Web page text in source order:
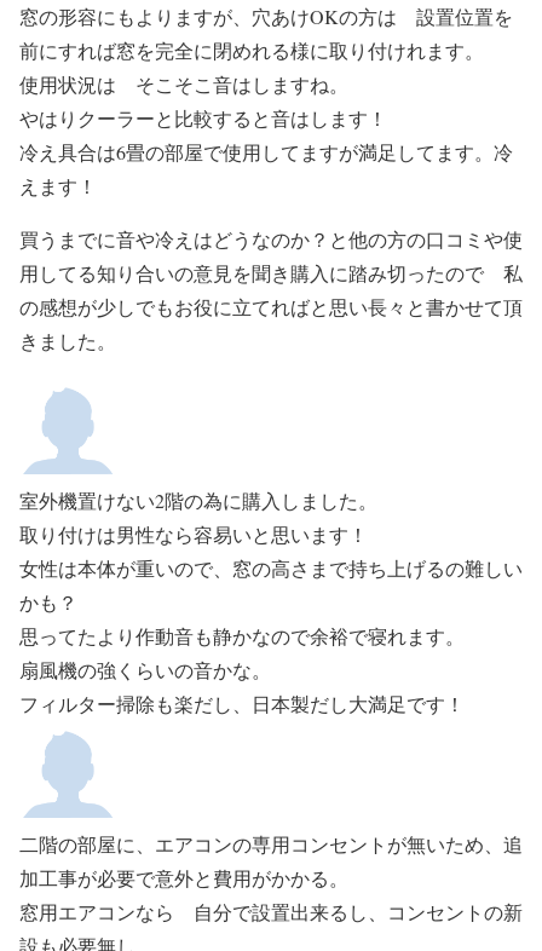
窓の形容にもよりますが、穴あけOKの方は 設置位置を
前にすれば窓を完全に閉めれる様に取り付けれます。
使用状況は そこそこ音はしますね。
やはりクーラーと比較すると音はします！
冷え具合は6畳の部屋で使用してますが満足してます。冷
えます！
買うまでに音や冷えはどうなのか？と他の方の口コミや使
用してる知り合いの意見を聞き購入に踏み切ったので 私
の感想が少しでもお役に立てればと思い長々と書かせて頂
きました。
室外機置けない2階の為に購入しました。
取り付けは男性なら容易いと思います！
女性は本体が重いので、窓の高さまで持ち上げるの難しい
かも？
思ってたより作動音も静かなので余裕で寝れます。
扇風機の強くらいの音かな。
フィルター掃除も楽だし、日本製だし大満足です！
二階の部屋に、エアコンの専用コンセントが無いため、追
加工事が必要で意外と費用がかかる。
窓用エアコンなら 自分で設置出来るし、コンセントの新
設も必要無し。